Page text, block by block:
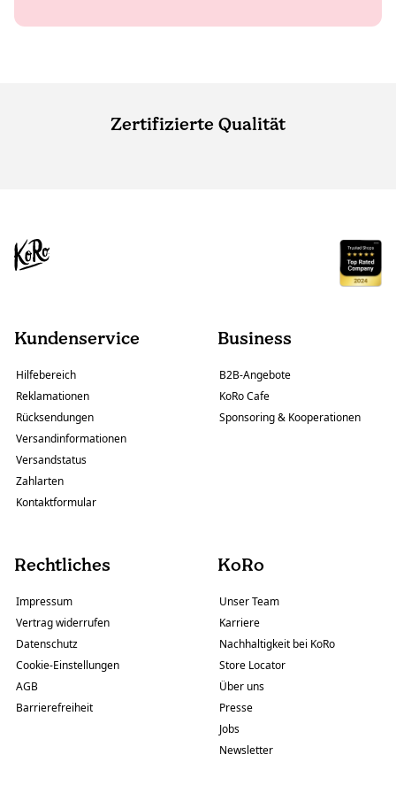
Zertifizierte Qualität
Kundenservice
Hilfebereich
Reklamationen
Rücksendungen
Versandinformationen
Versandstatus
Zahlarten
Kontaktformular
Business
B2B-Angebote
KoRo Cafe
Sponsoring & Kooperationen
Rechtliches
Impressum
Vertrag widerrufen
Datenschutz
Cookie-Einstellungen
AGB
Barrierefreiheit
KoRo
Unser Team
Karriere
Nachhaltigkeit bei KoRo
Store Locator
Über uns
Presse
Jobs
Newsletter